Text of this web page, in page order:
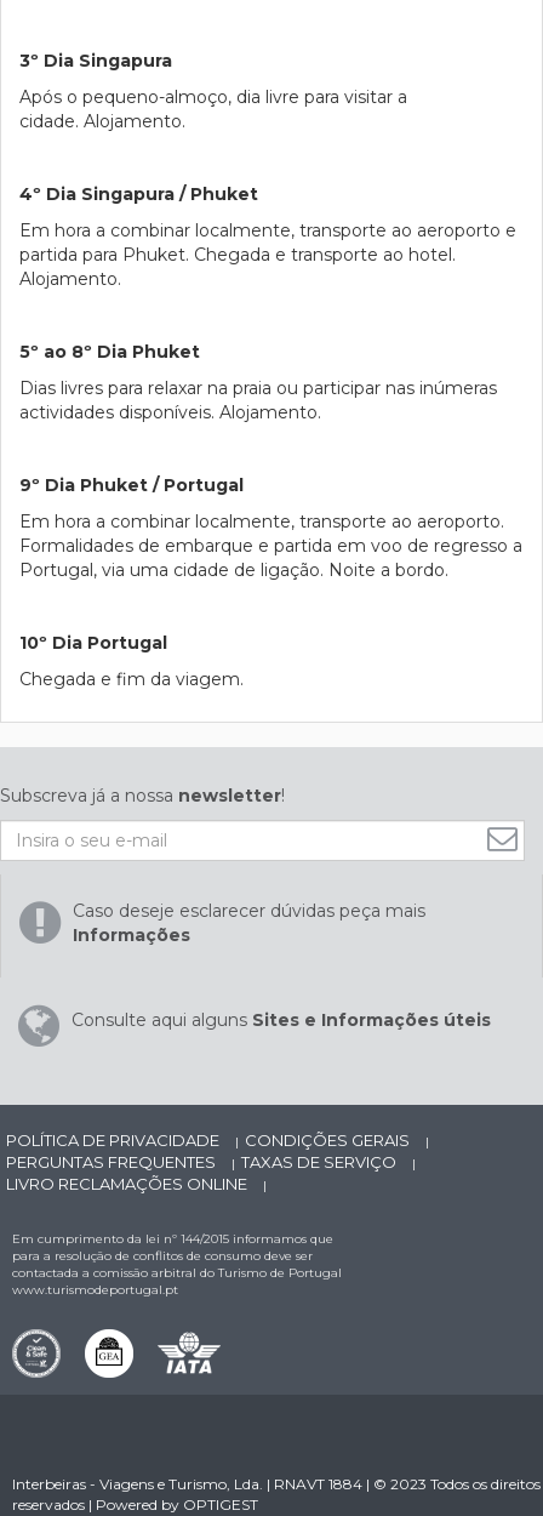
3º Dia Singapura
Após o pequeno-almoço, dia livre para visitar a
cidade. Alojamento.
4º Dia Singapura / Phuket
Em hora a combinar localmente, transporte ao aeroporto e
partida para Phuket. Chegada e transporte ao hotel.
Alojamento.
5º ao 8º Dia Phuket
Dias livres para relaxar na praia ou participar nas inúmeras
actividades disponíveis. Alojamento.
9º Dia Phuket / Portugal
Em hora a combinar localmente, transporte ao aeroporto.
Formalidades de embarque e partida em voo de regresso a
Portugal, via uma cidade de ligação. Noite a bordo.
10º Dia Portugal
Chegada e fim da viagem.
Subscreva já a nossa newsletter!
Caso deseje esclarecer dúvidas peça mais
Informações
Consulte aqui alguns Sites e Informações úteis
POLÍTICA DE PRIVACIDADE | CONDIÇÕES GERAIS |
PERGUNTAS FREQUENTES | TAXAS DE SERVIÇO |
LIVRO RECLAMAÇÕES ONLINE |
Em cumprimento da lei nº 144/2015 informamos que
para a resolução de conflitos de consumo deve ser
contactada a comissão arbitral do Turismo de Portugal
www.turismodeportugal.pt
Interbeiras - Viagens e Turismo, Lda. | RNAVT 1884 | © 2023 Todos os direitos
reservados | Powered by OPTIGEST